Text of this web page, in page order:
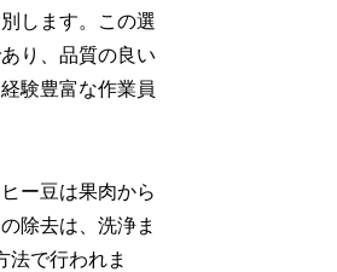
します。この選
り、品質の良い
験豊富な作業員
ー豆は果肉から
除去は、洗浄ま
法で行われま